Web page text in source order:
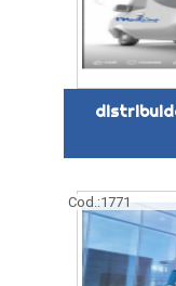
Cod.:1771